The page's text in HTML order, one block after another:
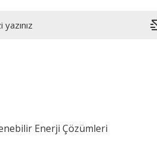
Enerji Çözümleri